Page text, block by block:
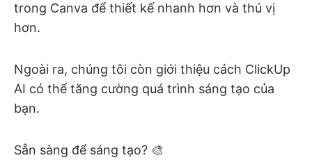
trong Canva để thiết kế nhanh hơn và thú vị
hơn.
Ngoài ra, chúng tôi còn giới thiệu cách ClickUp
AI có thể tăng cường quá trình sáng tạo của
bạn.
Sẵn sàng để sáng tạo? 🎨